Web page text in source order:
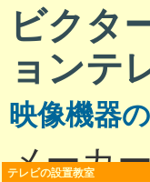
ビクタ
ョンテ
映像機器
メーカ
テレビの設置教室